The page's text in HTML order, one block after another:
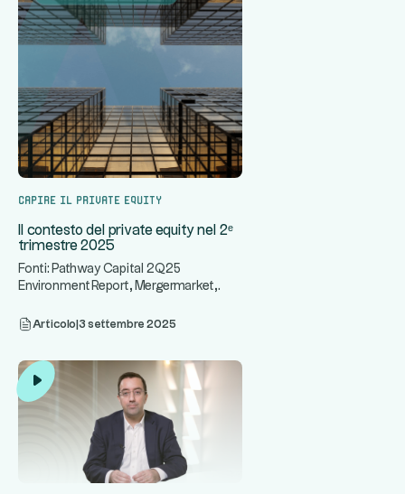
Capire il private equity
Il contesto del private equity nel 2ᵉ
trimestre 2025
Fonti: Pathway Capital 2Q25
Environment Report, Mergermarket,
Analytics...
Articolo 3 settembre 2025